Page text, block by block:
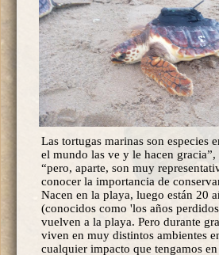
Las tortugas marinas son especies
el mundo las ve y le hacen gracia”,
“pero, aparte, son muy
conocer la importancia de
Nacen en la playa, luego están 20
(conocidos como 'los años
vuelven a la playa. Pero durante
viven en muy distintos ambientes
cualquier impacto que tengamos